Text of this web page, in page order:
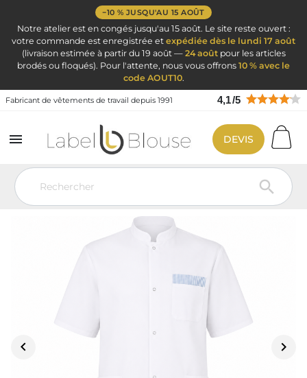
−10 % JUSQU'AU 15 AOÛT
Notre atelier est en congés jusqu'au 15 août. Le site reste ouvert :
votre commande est enregistrée et expédiée dès le lundi 17 août
(livraison estimée à partir du 19 août — 24 aoûtpour les articles
brodés ou floqués). Pour l'attente, nous vous offrons 10 % avec le
code AOUT10.
Fabricant de vêtements de travail depuis 1991 4,1/5


DEVIS
Vêtement de travail Blouse médicale
Blouse médicale homme
brodage logo
 